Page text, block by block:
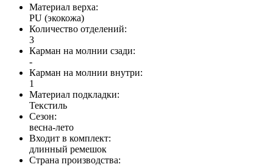
Материал верха:
PU (экокожа)
Количество отделений:
3
Карман на молнии сзади:
-
Карман на молнии внутри:
1
Материал подкладки:
Текстиль
Сезон:
весна-лето
Входит в комплект:
длинный ремешок
Страна производства: